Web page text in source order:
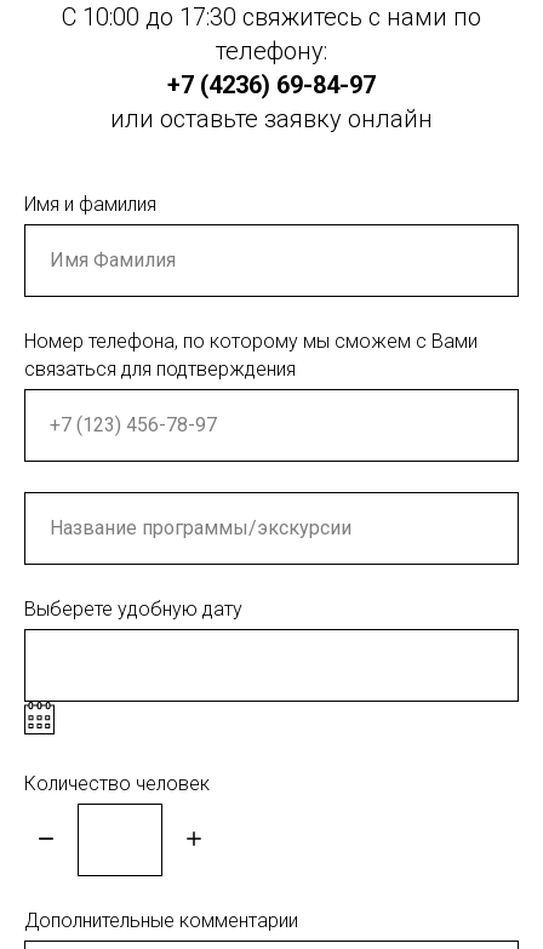
С 10:00 до 17:30 свяжитесь с нами по
телефону:
+7 (4236) 69-84-97
или оставьте заявку онлайн
Имя и фамилия
Номер телефона, по которому мы сможем с Вами
связаться для подтверждения
Выберете удобную дату
Количество человек
Дополнительные комментарии